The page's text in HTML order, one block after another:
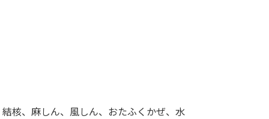
核、麻しん、風しん、おたふくかぜ、水